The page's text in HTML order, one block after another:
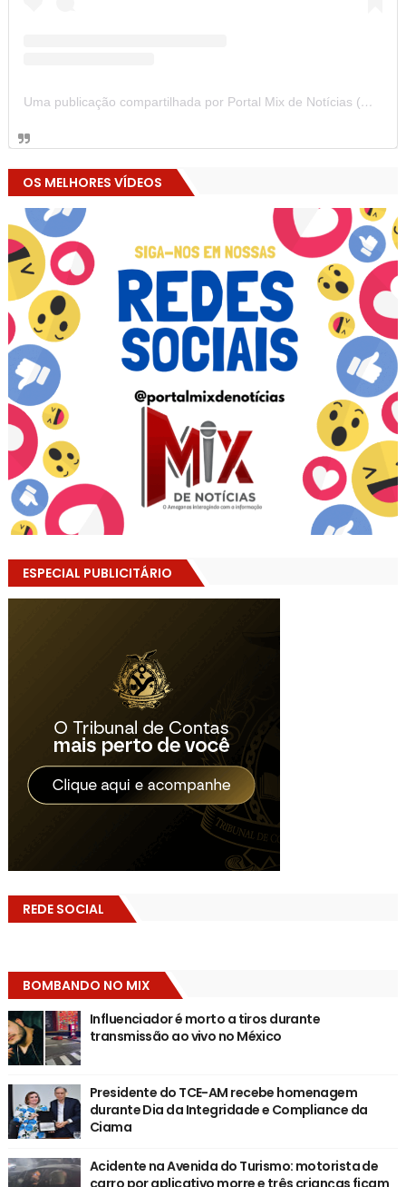
Uma publicação compartilhada por Portal Mix de Notícias (@portalmixdenoticias)
OS MELHORES VÍDEOS
ESPECIAL PUBLICITÁRIO
REDE SOCIAL
BOMBANDO NO MIX
Influenciador é morto a tiros durante
transmissão ao vivo no México
Presidente do TCE-AM recebe homenagem
durante Dia da Integridade e Compliance da
Ciama
Acidente na Avenida do Turismo: motorista de
carro por aplicativo morre e três crianças ficam